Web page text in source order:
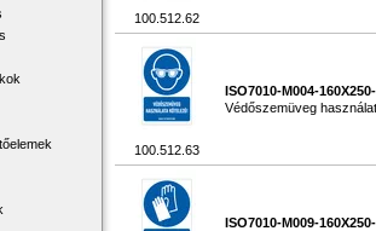
100.512.62
100.512.63
ISO7010-M004-
Védőszemüveg
ISO7010-M009-